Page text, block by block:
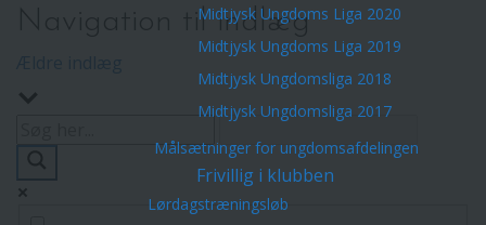
Midtjysk Ungdoms Liga 2020
Midtjysk Ungdoms Liga 2019
Midtjysk Ungdomsliga 2018
Midtjysk Ungdomsliga 2017
Målsætninger for ungdomsafdelingen
Frivillig i klubben
Lørdagstræningsløb
Navigation til indlæg